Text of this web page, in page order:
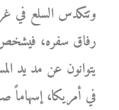
وتتكدس السلع في
رفاق سفره، فيشخص
يتوانون عن مد يد
في أمريكا، إسهاماً